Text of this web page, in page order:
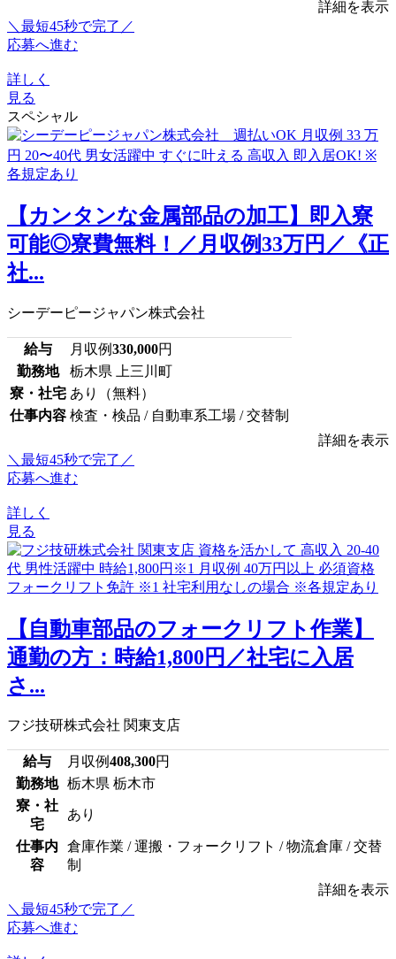
詳細を表示
＼最短45秒で完了／
応募へ進む
詳しく
見る
スペシャル
【カンタンな金属部品の加工】即入寮
可能◎寮費無料！／月収例33万円／《正
社...
シーデーピージャパン株式会社
給与 月収例330,000円
勤務地
栃木県 上三川町
寮・社宅 あり（無料）
仕事内容 検査・検品 / 自動車系工場 / 交替制
詳細を表示
＼最短45秒で完了／
応募へ進む
詳しく
見る
【自動車部品のフォークリフト作業】
通勤の方：時給1,800円／社宅に入居
さ...
フジ技研株式会社 関東支店
給与 月収例408,300円
勤務地
栃木県 栃木市
寮・社
宅
あり
仕事内
容
倉庫作業 / 運搬・フォークリフト / 物流倉庫 / 交替
制
詳細を表示
＼最短45秒で完了／
応募へ進む